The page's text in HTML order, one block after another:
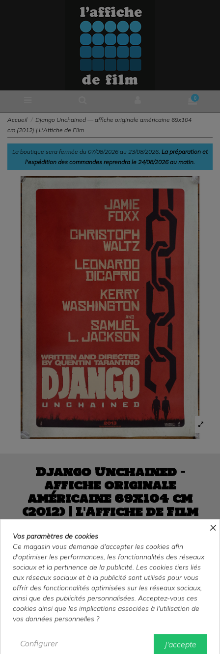
0
Accueil
Django Unchained — affiche originale américaine 69x104
cm (2012) | L'Affiche de Film
La boutique sera fermée du 07/08/2026 au 23/08/2026. La préparation et
l'expédition des commandes reprendra le 24/08/2026 au matin.
Django Unchained —
affiche originale
américaine 69x104 cm
(2012) | L'Affiche de Film
Affiche de cinéma originale Django Unchained (2012).
Format 69x104 cm environ, roulée, état très bon. Western
signé Quentin Tarantino avec Jamie Foxx et Leonardo
DiCaprio.Expédition soignée sous 24h.
90,00 €
TTC
Jamie Foxx
Jonah Hill
×
Vos paramètres de cookies
Ce magasin vous demande d'accepter les cookies afin
d'optimiser les performances, les fonctionnalités des réseaux
sociaux et la pertinence de la publicité. Les cookies tiers liés
aux réseaux sociaux et à la publicité sont utilisés pour vous
offrir des fonctionnalités optimisées sur les réseaux sociaux,
ainsi que des publicités personnalisées. Acceptez-vous ces
cookies ainsi que les implications associées à l'utilisation de
vos données personnelles ?
J'accepte
Configurer